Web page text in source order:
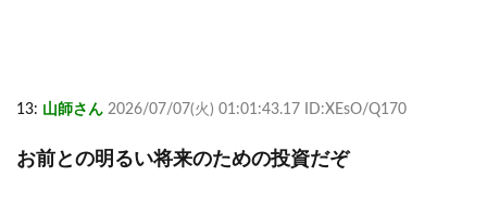
13: 山師さん 2026/07/07(火) 01:01:43.17 ID:XEsO/Q170
お前との明るい将来のための投資だぞ